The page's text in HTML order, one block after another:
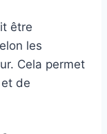
être
les
Cela permet
et de